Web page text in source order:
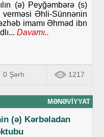
(ə) Peyğəmbərə (s)
verməsi Əhli-Sünnənin
imamı Əhməd ibn
Davamı..
0 Şərh 1217
MƏNƏVIYYAT
(ə) Kərbəladan